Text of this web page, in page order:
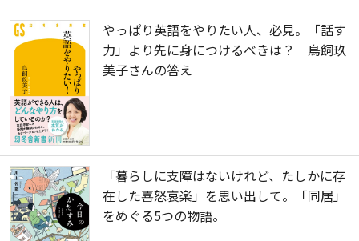
やっぱり英語をやりたい人、必見。「話す
力」より先に身につけるべきは？ 鳥飼玖
美子さんの答え
「暮らしに支障はないけれど、たしかに存
在した喜怒哀楽」を思い出して。「同居」
をめぐる5つの物語。